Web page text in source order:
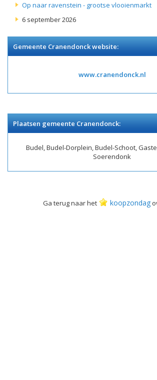
Op naar ravenstein - grootse vlooienmarkt
6 september 2026
Gemeente Cranendonck website:
www.cranendonck.nl
Plaatsen gemeente Cranendonck:
Budel, Budel-Dorplein, Budel-Schoot,
Soerendonk
Ga terug naar het koopzondag